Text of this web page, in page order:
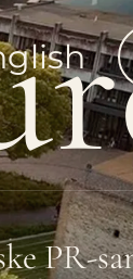
r
PR-